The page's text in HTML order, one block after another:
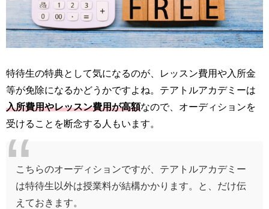
特待生の特典として気になるのが、レッスン費用や入所金
等が免除になるかどうかですよね。テアトルアカデミーは
入所費用やレッスン費用が高額なので、オーディションを
受けることを断念する人もいます。
こちらのオーディションですが、テアトルアカデミー
は特待生以外は授業料が結構かかります。と、だけ伝
えておきます。